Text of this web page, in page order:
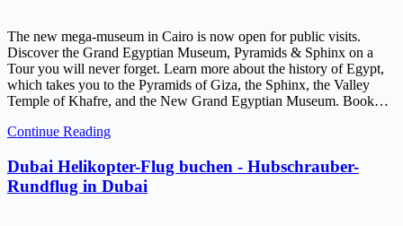
The new mega-museum in Cairo is now open for public visits.
Discover the Grand Egyptian Museum, Pyramids & Sphinx on a
Tour you will never forget. Learn more about the history of Egypt,
which takes you to the Pyramids of Giza, the Sphinx, the Valley
Temple of Khafre, and the New Grand Egyptian Museum. Book…
Continue Reading
Dubai Helikopter-Flug buchen - Hubschrauber-
Rundflug in Dubai